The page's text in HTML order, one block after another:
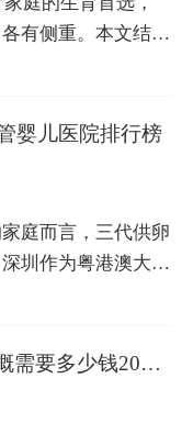
有侧重。本文结合
圳试管婴儿医院成
婴儿医院排行榜
庭而言，三代供卵
圳作为粤港澳大湾
具备三代供卵资
需要多少钱2026